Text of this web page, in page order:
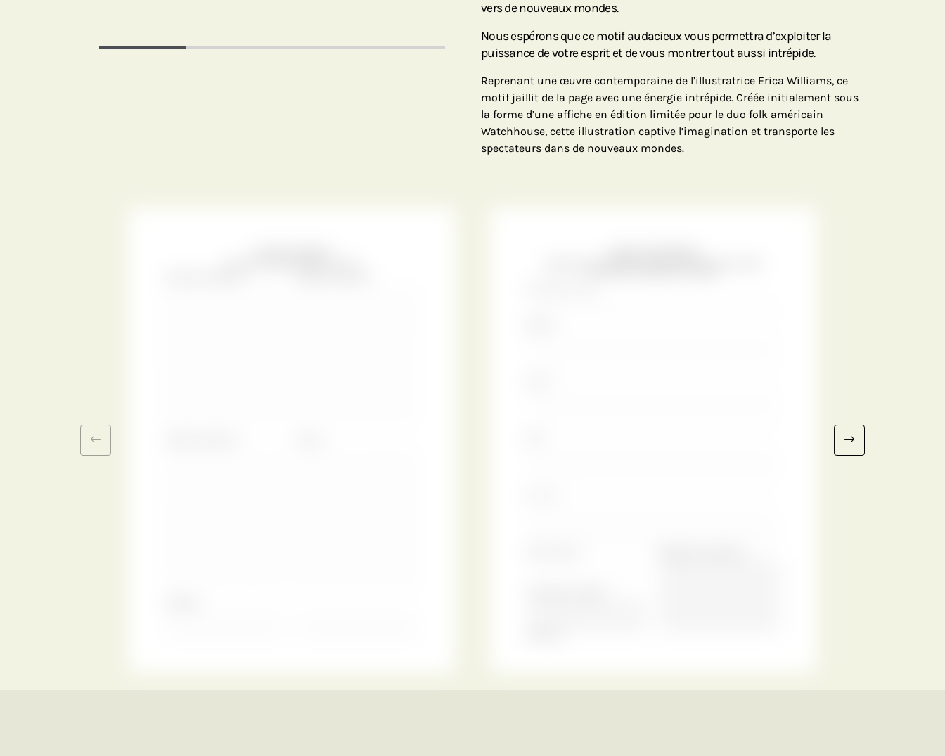
vers de nouveaux mondes.
Nous espérons que ce motif audacieux vous permettra d’exploiter la
puissance de votre esprit et de vous montrer tout aussi intrépide.
Reprenant une œuvre contemporaine de l’illustratrice Erica Williams, ce
motif jaillit de la page avec une énergie intrépide. Créée initialement sous
la forme d’une affiche en édition limitée pour le duo folk américain
Watchhouse, cette illustration captive l’imagination et transporte les
spectateurs dans de nouveaux mondes.